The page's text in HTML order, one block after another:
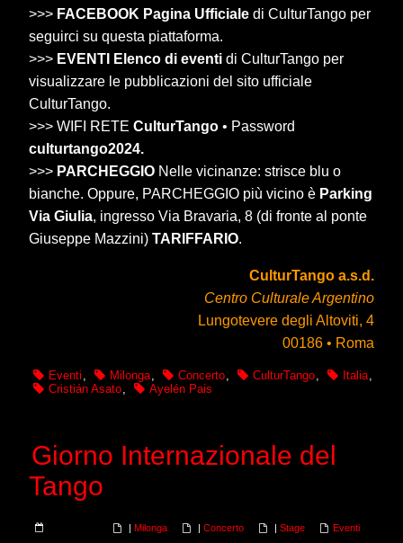
>>> FACEBOOK Pagina Ufficiale di CulturTango per
seguirci su questa piattaforma.
>>> EVENTI Elenco di eventi di CulturTango per
visualizzare le pubblicazioni del sito ufficiale
CulturTango.
>>> WIFI RETECulturTango • Password
culturtango2024.
>>> PARCHEGGIO Nelle vicinanze: strisce blu o
bianche. Oppure, PARCHEGGIO più vicino è Parking
Via Giulia, ingresso Via Bravaria, 8 (di fronte al ponte
Giuseppe Mazzini)TARIFFARIO.
CulturTango a.s.d.
Centro Culturale Argentino
Lungotevere degli Altoviti, 4
00186 • Roma
Eventi , Milonga, Concerto, CulturTango, Italia,
Cristián Asato, Ayelén Pais
Giorno Internazionale del
Tango
Eventi
|Stage
|Concerto
|Milonga